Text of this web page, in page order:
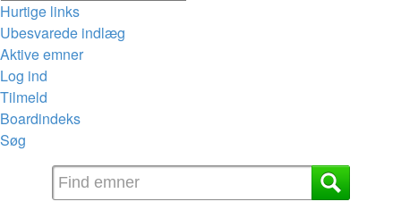
Hurtige links
Ubesvarede indlæg
Aktive emner
Log ind
Tilmeld
Boardindeks
Søg